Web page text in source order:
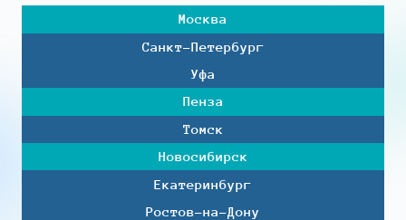
Москва
Санкт-Петербург
Уфа
Пенза
Томск
Новосибирск
Екатеринбург
Ростов-на-Дону